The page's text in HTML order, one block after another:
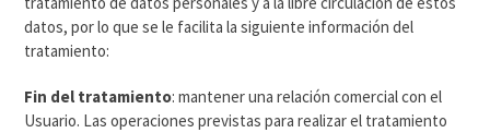
datos, por lo que se le facilita la siguiente información del
tratamiento:
Fin del tratamiento: mantener una relación comercial con el
Usuario. Las operaciones previstas para realizar el tratamiento